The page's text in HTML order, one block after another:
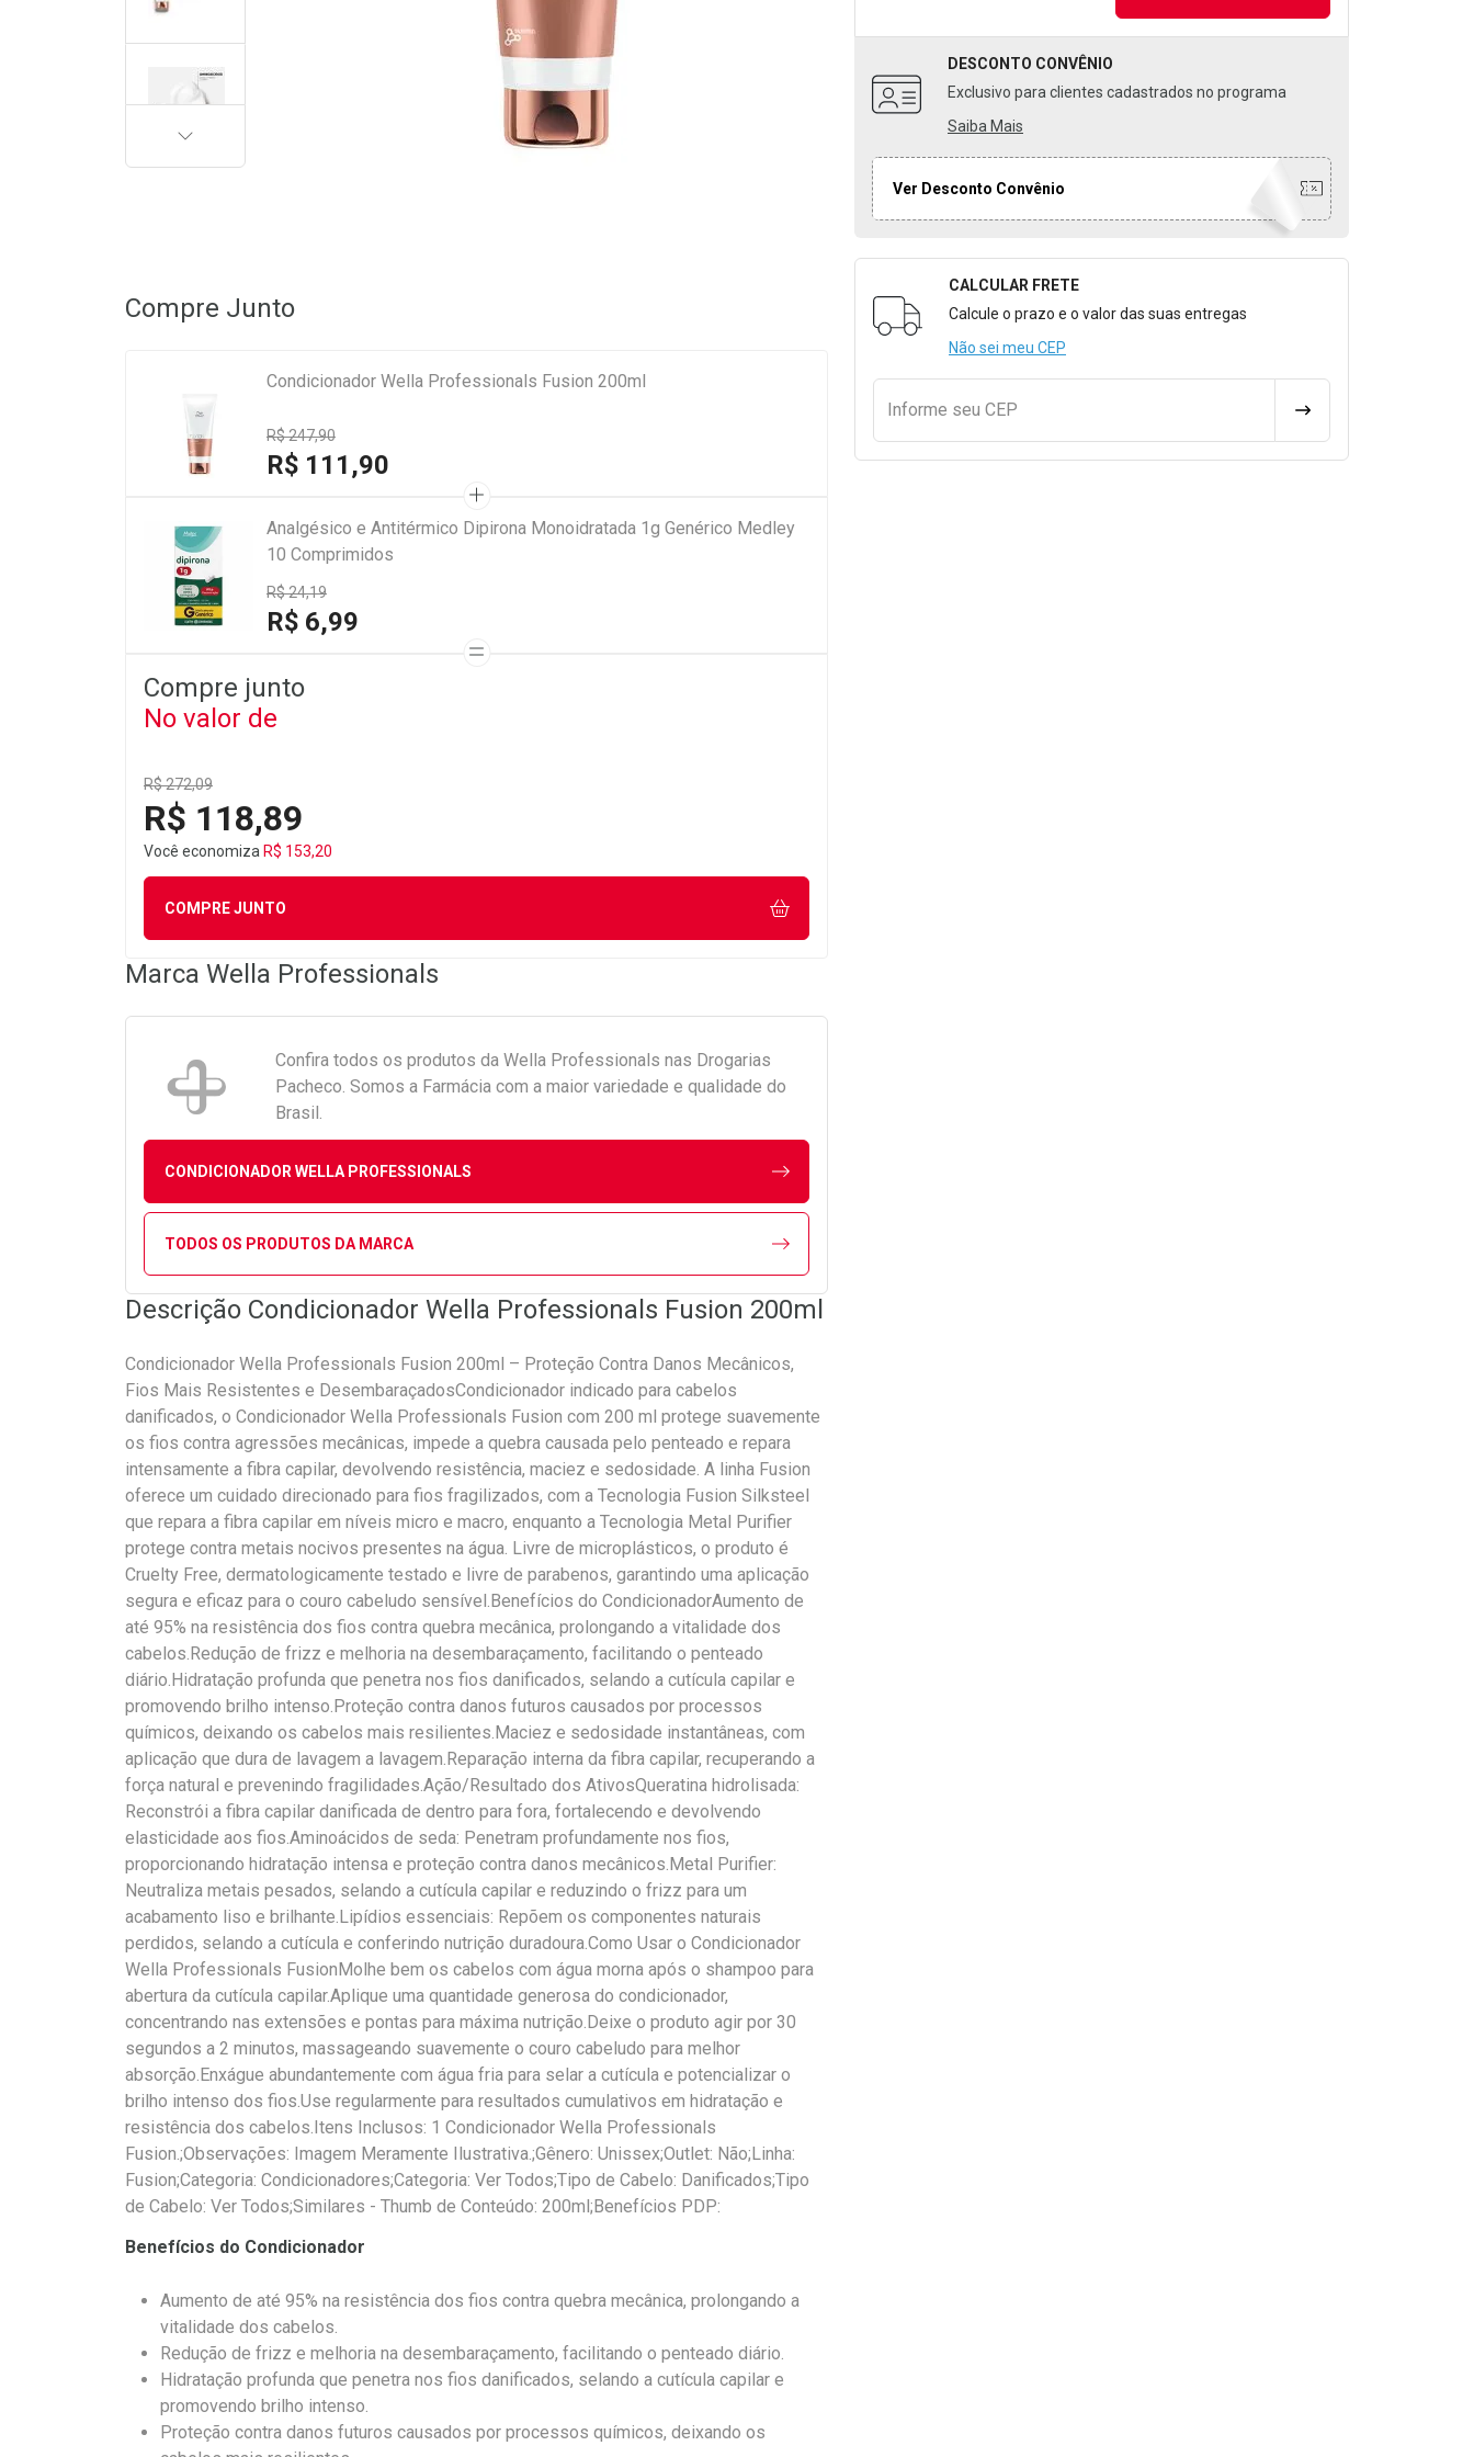
DESCONTO CONVÊNIO
Exclusivo para clientes cadastrados no programa
Saiba Mais
Ver Desconto Convênio
Formulário para Calcular o Frete
CALCULAR FRETE
Calcule o prazo e o valor das suas entregas
Não sei meu CEP
Informe seu CEP CALCULAR FRETE
PRÓXIMA
Compre Junto
Condicionador Wella Professionals Fusion 200ml
R$ 247,90
R$ 111,90
Analgésico e Antitérmico Dipirona Monoidratada 1g Genérico Medley
10 Comprimidos
R$ 24,19
R$ 6,99
Compre junto
No valor de
R$ 272,09
R$ 118,89
Você economiza R$ 153,20
COMPRE JUNTO
Marca Wella Professionals
Confira todos os produtos da Wella Professionals nas Drogarias
Pacheco. Somos a Farmácia com a maior variedade e qualidade do
Brasil.
CONDICIONADOR WELLA PROFESSIONALS
TODOS OS PRODUTOS DA MARCA
Descrição Condicionador Wella Professionals Fusion 200ml
Condicionador Wella Professionals Fusion 200ml – Proteção Contra Danos Mecânicos,
Fios Mais Resistentes e DesembaraçadosCondicionador indicado para cabelos
danificados, o Condicionador Wella Professionals Fusion com 200 ml protege suavemente
os fios contra agressões mecânicas, impede a quebra causada pelo penteado e repara
intensamente a fibra capilar, devolvendo resistência, maciez e sedosidade. A linha Fusion
oferece um cuidado direcionado para fios fragilizados, com a Tecnologia Fusion Silksteel
que repara a fibra capilar em níveis micro e macro, enquanto a Tecnologia Metal Purifier
protege contra metais nocivos presentes na água. Livre de microplásticos, o produto é
Cruelty Free, dermatologicamente testado e livre de parabenos, garantindo uma aplicação
segura e eficaz para o couro cabeludo sensível.Benefícios do CondicionadorAumento de
até 95% na resistência dos fios contra quebra mecânica, prolongando a vitalidade dos
cabelos.Redução de frizz e melhoria na desembaraçamento, facilitando o penteado
diário.Hidratação profunda que penetra nos fios danificados, selando a cutícula capilar e
promovendo brilho intenso.Proteção contra danos futuros causados por processos
químicos, deixando os cabelos mais resilientes.Maciez e sedosidade instantâneas, com
aplicação que dura de lavagem a lavagem.Reparação interna da fibra capilar, recuperando a
força natural e prevenindo fragilidades.Ação/Resultado dos AtivosQueratina hidrolisada:
Reconstrói a fibra capilar danificada de dentro para fora, fortalecendo e devolvendo
elasticidade aos fios.Aminoácidos de seda: Penetram profundamente nos fios,
proporcionando hidratação intensa e proteção contra danos mecânicos.Metal Purifier:
Neutraliza metais pesados, selando a cutícula capilar e reduzindo o frizz para um
acabamento liso e brilhante.Lipídios essenciais: Repõem os componentes naturais
perdidos, selando a cutícula e conferindo nutrição duradoura.Como Usar o Condicionador
Wella Professionals FusionMolhe bem os cabelos com água morna após o shampoo para
abertura da cutícula capilar.Aplique uma quantidade generosa do condicionador,
concentrando nas extensões e pontas para máxima nutrição.Deixe o produto agir por 30
segundos a 2 minutos, massageando suavemente o couro cabeludo para melhor
absorção.Enxágue abundantemente com água fria para selar a cutícula e potencializar o
brilho intenso dos fios.Use regularmente para resultados cumulativos em hidratação e
resistência dos cabelos.Itens Inclusos: 1 Condicionador Wella Professionals
Fusion.;Observações: Imagem Meramente Ilustrativa.;Gênero: Unissex;Outlet: Não;Linha:
Fusion;Categoria: Condicionadores;Categoria: Ver Todos;Tipo de Cabelo: Danificados;Tipo
de Cabelo: Ver Todos;Similares - Thumb de Conteúdo: 200ml;Benefícios PDP:
Benefícios do Condicionador
Aumento de até 95% na resistência dos fios contra quebra mecânica, prolongando a
vitalidade dos cabelos.
Redução de frizz e melhoria na desembaraçamento, facilitando o penteado diário.
Hidratação profunda que penetra nos fios danificados, selando a cutícula capilar e
promovendo brilho intenso.
Proteção contra danos futuros causados por processos químicos, deixando os